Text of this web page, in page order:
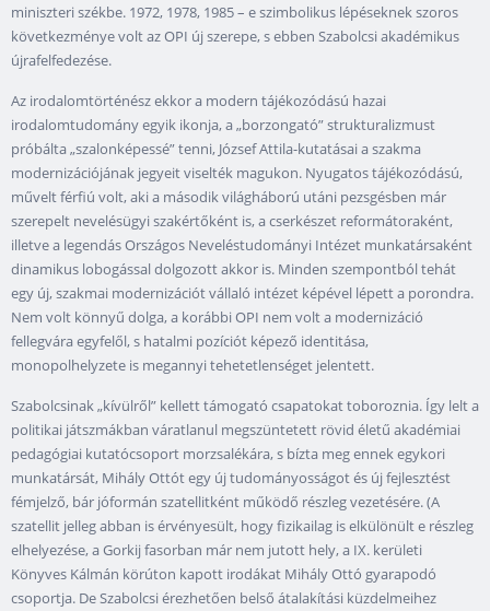
miniszteri székbe. 1972, 1978, 1985 – e szimbolikus lépéseknek szoros
következménye volt az OPI új szerepe, s ebben Szabolcsi akadémikus
újrafelfedezése.
Az irodalomtörténész ekkor a modern tájékozódású hazai
irodalomtudomány egyik ikonja, a „borzongató” strukturalizmust
próbálta „szalonképessé” tenni, József Attila-kutatásai a szakma
modernizációjának jegyeit viselték magukon. Nyugatos tájékozódású,
művelt férfiú volt, aki a második világháború utáni pezsgésben már
szerepelt nevelésügyi szakértőként is, a cserkészet reformátoraként,
illetve a legendás Országos Neveléstudományi Intézet munkatársaként
dinamikus lobogással dolgozott akkor is. Minden szempontból tehát
egy új, szakmai modernizációt vállaló intézet képével lépett a porondra.
Nem volt könnyű dolga, a korábbi OPI nem volt a modernizáció
fellegvára egyfelől, s hatalmi pozíciót képező identitása,
monopolhelyzete is megannyi tehetetlenséget jelentett.
Szabolcsinak „kívülről” kellett támogató csapatokat toboroznia. Így lelt a
politikai játszmákban váratlanul megszüntetett rövid életű akadémiai
pedagógiai kutatócsoport morzsalékára, s bízta meg ennek egykori
munkatársát, Mihály Ottót egy új tudományosságot és új fejlesztést
fémjelző, bár jóformán szatellitként működő részleg vezetésére. (A
szatellit jelleg abban is érvényesült, hogy fizikailag is elkülönült e részleg
elhelyezése, a Gorkij fasorban már nem jutott hely, a IX. kerületi
Könyves Kálmán körúton kapott irodákat Mihály Ottó gyarapodó
csoportja. De Szabolcsi érezhetően belső átalakítási küzdelmeihez